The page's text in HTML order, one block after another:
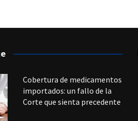
Cobertura de medicamentos
importados: un fallo de la
Corte que sienta precedente